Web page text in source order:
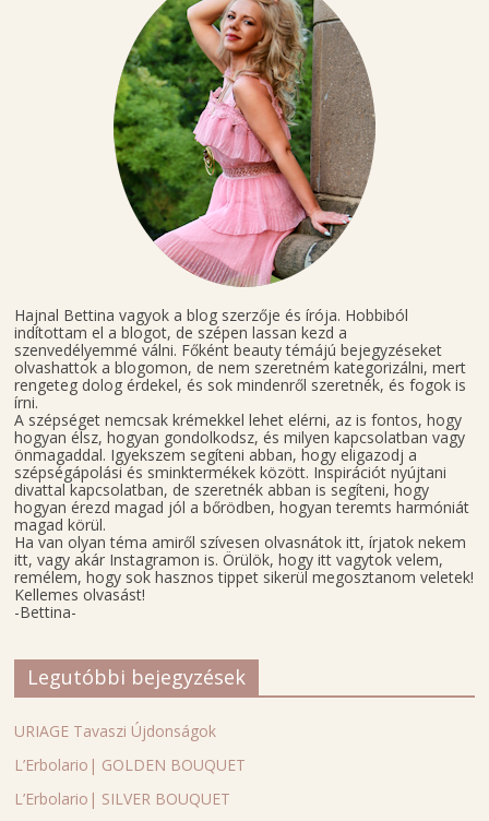
Hajnal Bettina vagyok a blog szerzője és írója. Hobbiból
indítottam el a blogot, de szépen lassan kezd a
szenvedélyemmé válni. Főként beauty témájú bejegyzéseket
olvashattok a blogomon, de nem szeretném kategorizálni, mert
rengeteg dolog érdekel, és sok mindenről szeretnék, és fogok is
írni.
A szépséget nemcsak krémekkel lehet elérni, az is fontos, hogy
hogyan élsz, hogyan gondolkodsz, és milyen kapcsolatban vagy
önmagaddal. Igyekszem segíteni abban, hogy eligazodj a
szépségápolási és sminktermékek között. Inspirációt nyújtani
divattal kapcsolatban, de szeretnék abban is segíteni, hogy
hogyan érezd magad jól a bőrödben, hogyan teremts harmóniát
magad körül.
Ha van olyan téma amiről szívesen olvasnátok itt, írjatok nekem
itt, vagy akár Instagramon is. Örülök, hogy itt vagytok velem,
remélem, hogy sok hasznos tippet sikerül megosztanom veletek!
Kellemes olvasást!
-Bettina-
Legutóbbi bejegyzések
URIAGE Tavaszi Újdonságok
L’Erbolario| GOLDEN BOUQUET
L’Erbolario| SILVER BOUQUET